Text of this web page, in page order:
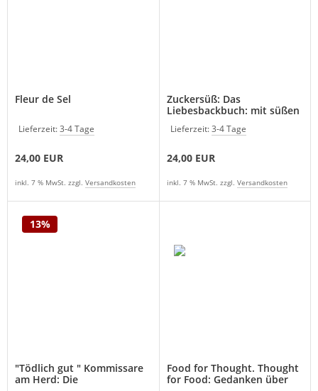
Fleur de Sel
Lieferzeit:3-4 Tage
24,00 EUR
inkl. 7 % MwSt. zzgl. Versandkosten
Zuckersüß: Das
Liebesbackbuch: mit süßen
Bergmayer
Lieferzeit:3-4 Tage
24,00 EUR
inkl. 7 % MwSt. zzgl. Versandkosten
"Tödlich gut " Kommissare
am Herd: Die
13%
Food for Thought. Thought
for Food: Gedanken über